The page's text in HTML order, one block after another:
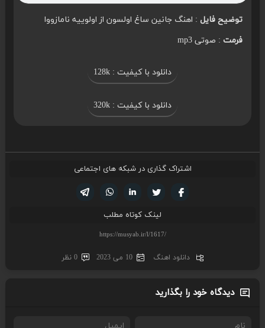
توضیح فایل: اهنگ جانین ساغ اولسون از اولوییه نامازووا
فرمت: صوتی mp3
دانلود با کیفیت : 128k
دانلود با کیفیت : 320k
اشتراک گذاری در شبکه های اجتماعی
لینکدین تویتر
فیسوک
لینک کوتاه مطلب
دانلود اهنگ 10 می 2023 0 نظر
دیدگاه خود را بگذارید